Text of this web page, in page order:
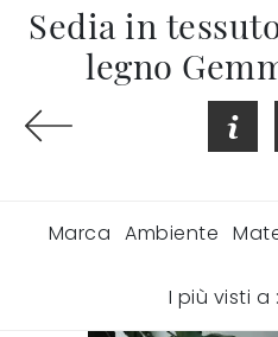
Sedia in
legno
Marca Ambiente
I più visti a :